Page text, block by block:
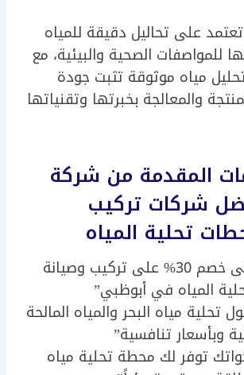
على تحاليل دقيقة للمياه
للمواصفات الصحية والبيئية، مع
مياه موثوقة تثبت جودة
والمعالجة بخبرتها وتقنياتها
المقدمة من شركة
شركات تركيب
تحلية المياه
“احصل على خصم 30% على تركيب وصيانة
المياه في أبوظبي”
تحلية مياه البحر والمياه المالحة
وبأسعار تنافسية”
توفر لك محطة تحلية مياه